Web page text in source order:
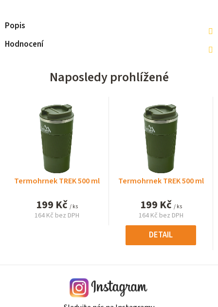
Popis
Hodnocení
Naposledy prohlížené
Termohrnek TREK 500 ml
199 Kč / ks
164 Kč bez DPH
Termohrnek TREK 500 ml
199 Kč / ks
164 Kč bez DPH
Měrná
cena:
DETAIL